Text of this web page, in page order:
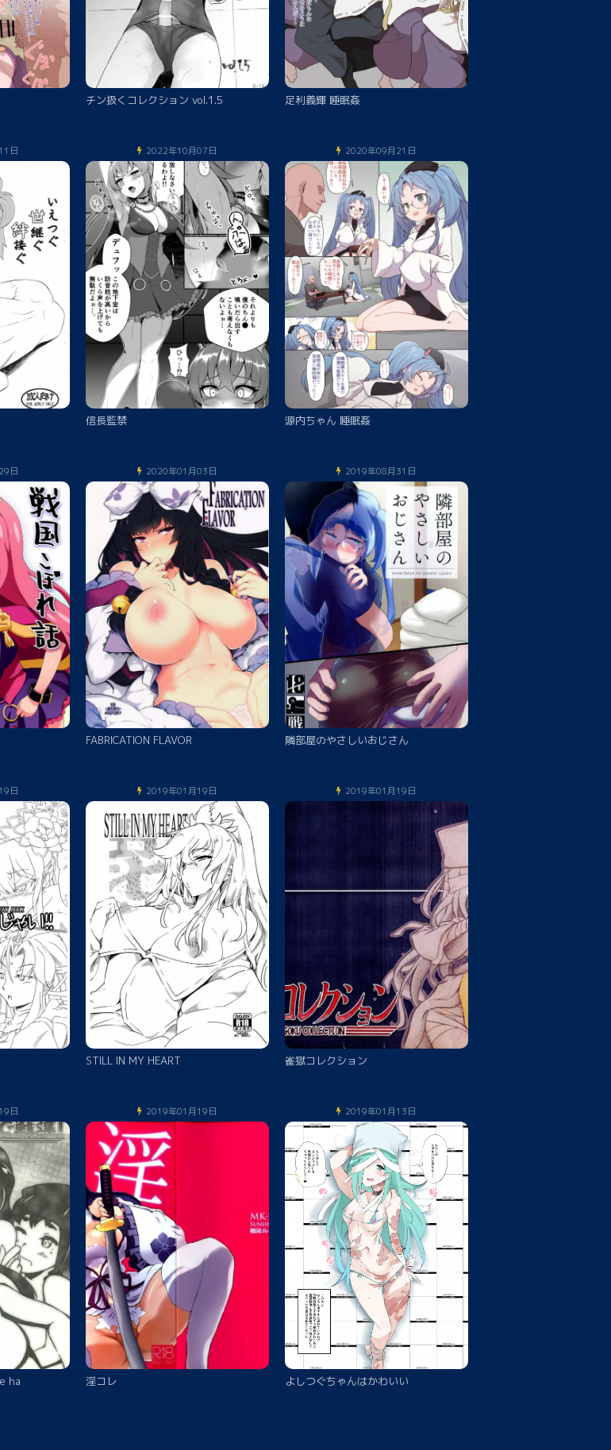
チン扱くコレクション vol.1.5 足利義輝 睡眠姦
日 2022年10月07日
信長監禁
2020年09月21日
源内ちゃん 睡眠姦
日 2020年01月03日
FABRICATION FLAVOR
2019年08月31日
隣部屋のやさしいおじさん
日 2019年01月19日
STILL IN MY HEART
2019年01月19日
雀獄コレクション
日
ha
2019年01月19日
淫コレ
2019年01月13日
よしつぐちゃんはかわいい